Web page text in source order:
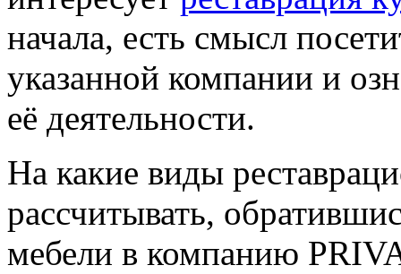
начала, есть смысл
указанной компании и
её деятельности.
На какие виды
рассчитывать,
мебели в компанию